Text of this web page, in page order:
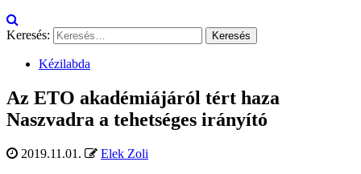
Keresés:
Kézilabda
Az ETO akadémiájáról tért haza
Naszvadra a tehetséges irányító
2019.11.01. Elek Zoli